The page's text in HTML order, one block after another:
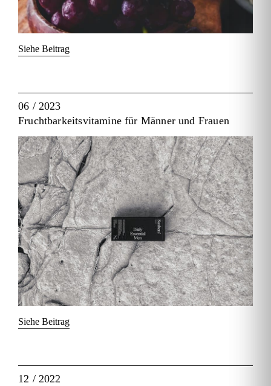
Siehe Beitrag
06 / 2023
Fruchtbarkeitsvitamine für Männer und Frauen
Siehe Beitrag
12 / 2022